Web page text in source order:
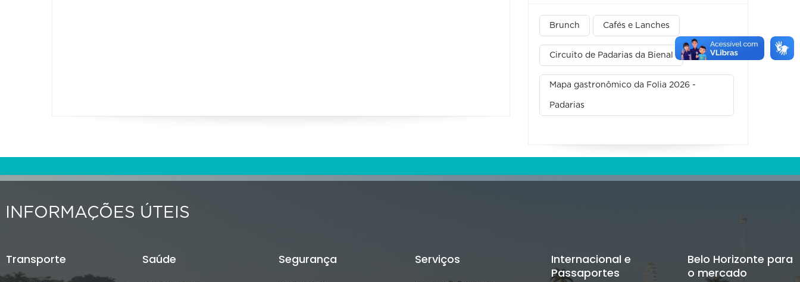
Brunch Cafés e Lanches
Circuito de Padarias da Bienal
Mapa gastronômico da Folia 2026 -
Padarias
INFORMAÇÕES ÚTEIS
Transporte Saúde Segurança Serviços
Internacional e
Passaportes
Belo Horizonte para
o mercado